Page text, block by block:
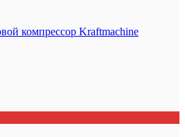
компрессор Kraftmaсhine